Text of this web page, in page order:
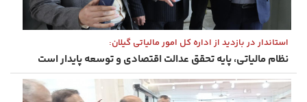
استاندار در بازدید از اداره‌ کل امور مالیاتی گیلان:
نظام مالیاتی، پایه تحقق عدالت اقتصادی و توسعه پایدار است